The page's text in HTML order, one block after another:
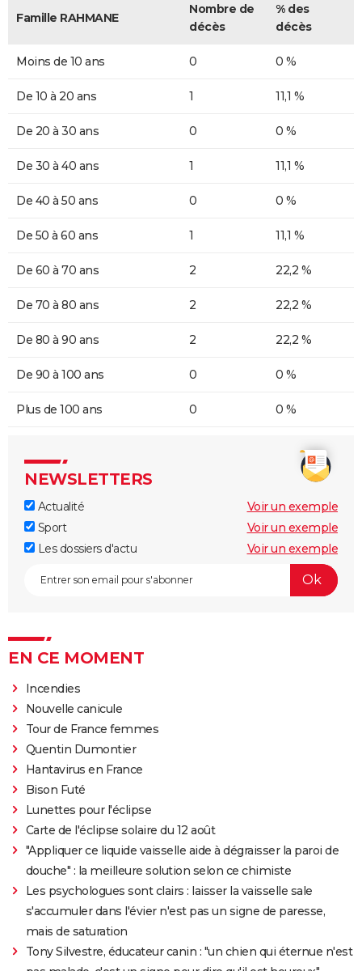
Famille RAHMANE
Nombre de
décès
% des
décès
Moins de 10 ans 0 0 %
De 10 à 20 ans 1 11,1 %
De 20 à 30 ans 0 0 %
De 30 à 40 ans 1 11,1 %
De 40 à 50 ans 0 0 %
De 50 à 60 ans 1 11,1 %
De 60 à 70 ans 2 22,2 %
De 70 à 80 ans 2 22,2 %
De 80 à 90 ans 2 22,2 %
De 90 à 100 ans 0 0 %
Plus de 100 ans 0 0 %
NEWSLETTERS
Actualité
Voir un exemple
Sport
Voir un exemple
Les dossiers d'actu
Voir un exemple
EN CE MOMENT
Incendies
Nouvelle canicule
Tour de France femmes
Quentin Dumontier
Hantavirus en France
Bison Futé
Lunettes pour l'éclipse
Carte de l'éclipse solaire du 12 août
"Appliquer ce liquide vaisselle aide à dégraisser la paroi de
douche" : la meilleure solution selon ce chimiste
Les psychologues sont clairs : laisser la vaisselle sale
s'accumuler dans l'évier n'est pas un signe de paresse,
mais de saturation
Tony Silvestre, éducateur canin : "un chien qui éternue n'est